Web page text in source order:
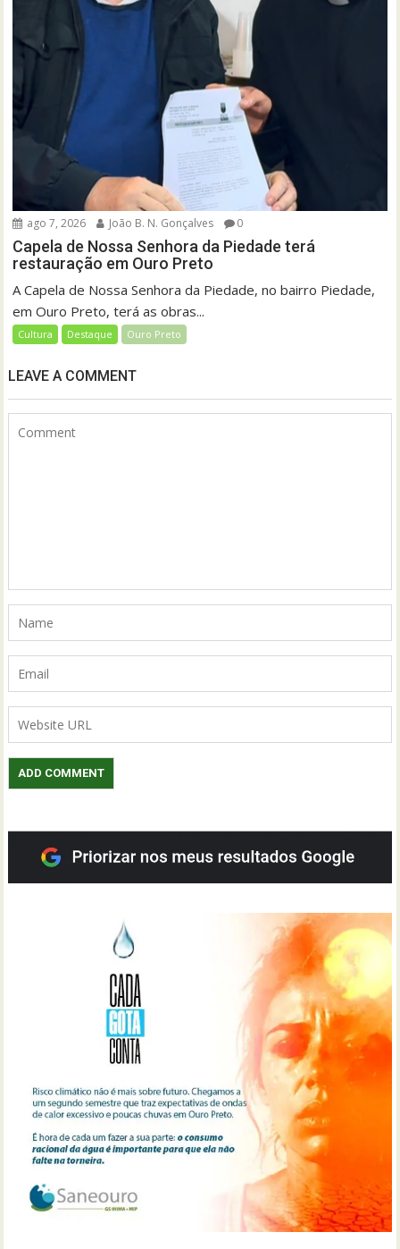
ago 7, 2026 João B. N. Gonçalves 0
Capela de Nossa Senhora da Piedade terá
restauração em Ouro Preto
A Capela de Nossa Senhora da Piedade, no bairro Piedade,
em Ouro Preto, terá as obras...
Cultura Destaque Ouro Preto
LEAVE A COMMENT